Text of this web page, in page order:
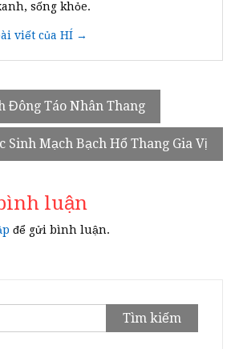
sống khỏe.
viết của HÍ →
Đông Táo Nhân Thang
Sinh Mạch Bạch Hổ Thang Gia Vị
luận
để gửi bình luận.